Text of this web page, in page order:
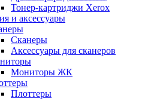
Тонер-картриджи Xerox
и аксессуары
Сканеры
Аксессуары для сканеров
Мониторы ЖК
Плоттеры